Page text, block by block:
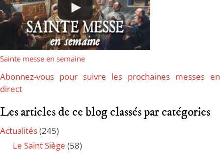
Sainte messe en semaine
Abonnez-vous pour suivre les prochaines messes en
direct
Les articles de ce blog classés par catégories
Actualités(245)
Le Saint Siège (58)